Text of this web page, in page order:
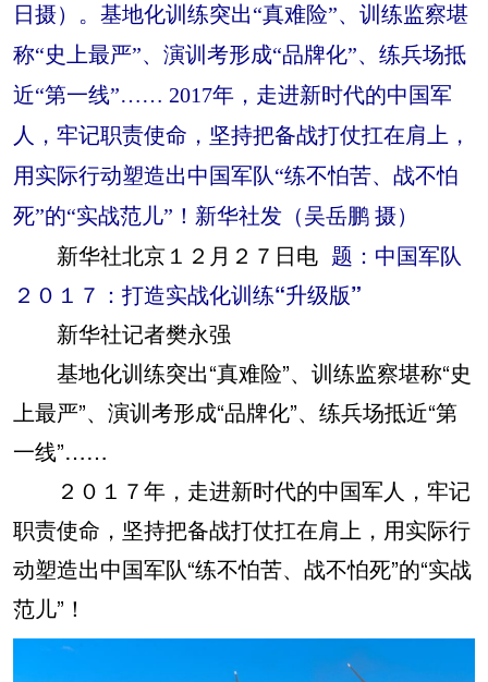
日摄）。基地化训练突出“真难险”、训练监察堪
称“史上最严”、演训考形成“品牌化”、练兵场抵
近“第一线”…… 2017年，走进新时代的中国军
人，牢记职责使命，坚持把备战打仗扛在肩上，
用实际行动塑造出中国军队“练不怕苦、战不怕
死”的“实战范儿”！新华社发（吴岳鹏 摄）
新华社北京１２月２７日电 题：中国军队
２０１７：打造实战化训练“升级版”
新华社记者樊永强
基地化训练突出“真难险”、训练监察堪称“史
上最严”、演训考形成“品牌化”、练兵场抵近“第
一线”……
２０１７年，走进新时代的中国军人，牢记
职责使命，坚持把备战打仗扛在肩上，用实际行
动塑造出中国军队“练不怕苦、战不怕死”的“实战
范儿”！